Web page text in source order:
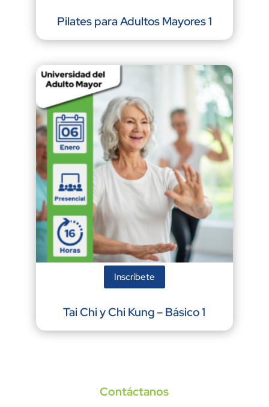
Pilates para Adultos Mayores 1
Inscríbete
Tai Chi y Chi Kung – Básico 1
Contáctanos